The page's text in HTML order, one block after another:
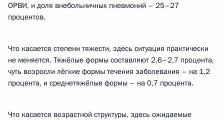
ОРВИ, и доля внебольничных пневмоний – 25–27
процентов.
Что касается степени тяжести, здесь ситуация практически
не меняется. Тяжёлые формы составляют 2,6–2,7 процента,
чуть возросли лёгкие формы течения заболевания – на 1,2
процента, и среднетяжёлые формы – на 0,7 процента.
Что касается возрастной структуры, здесь ожидаемые